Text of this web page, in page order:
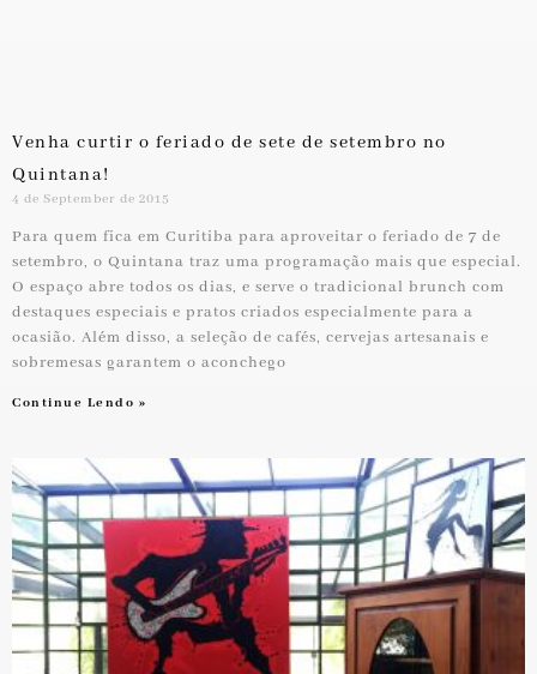
Venha curtir o feriado de sete de setembro no
Quintana!
4 de September de 2015
Para quem fica em Curitiba para aproveitar o feriado de 7 de
setembro, o Quintana traz uma programação mais que especial.
O espaço abre todos os dias, e serve o tradicional brunch com
destaques especiais e pratos criados especialmente para a
ocasião. Além disso, a seleção de cafés, cervejas artesanais e
sobremesas garantem o aconchego
Continue Lendo »